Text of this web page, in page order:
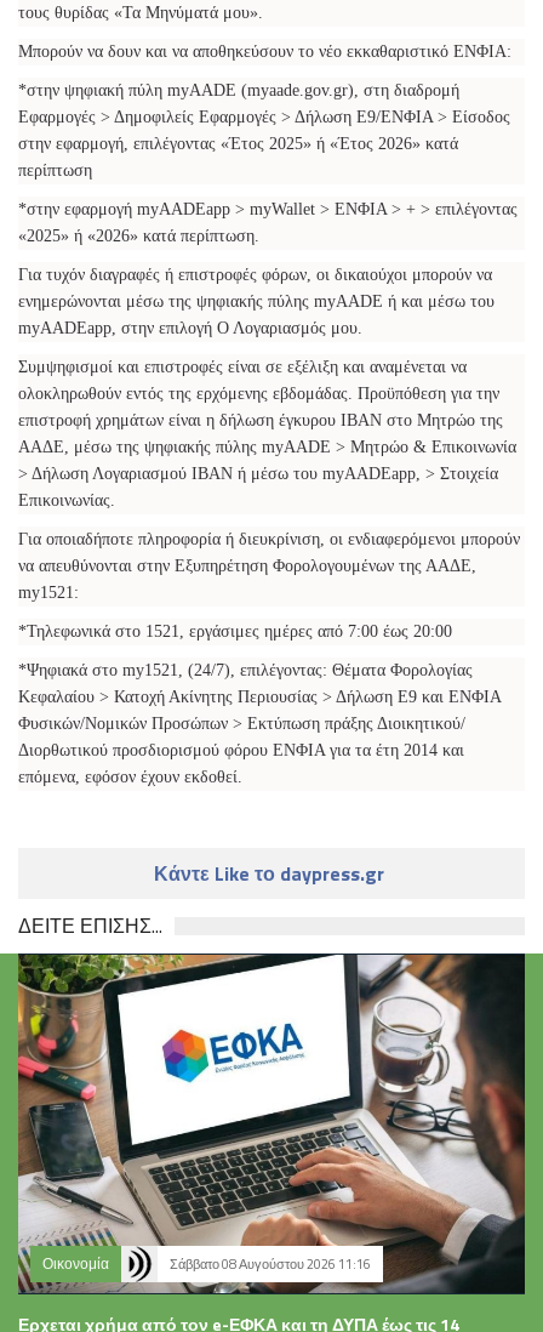
τους θυρίδας «Τα Μηνύματά μου».
Μπορούν να δουν και να αποθηκεύσουν το νέο εκκαθαριστικό ΕΝΦΙΑ:
*στην ψηφιακή πύλη myAADE (myaade.gov.gr), στη διαδρομή
Εφαρμογές > Δημοφιλείς Εφαρμογές > Δήλωση Ε9/ΕΝΦΙΑ > Είσοδος
στην εφαρμογή, επιλέγοντας «Έτος 2025» ή «Έτος 2026» κατά
περίπτωση
*στην εφαρμογή myAADEapp > myWallet > ΕΝΦΙΑ > + > επιλέγοντας
«2025» ή «2026» κατά περίπτωση.
Για τυχόν διαγραφές ή επιστροφές φόρων, οι δικαιούχοι μπορούν να
ενημερώνονται μέσω της ψηφιακής πύλης myAADE ή και μέσω του
myAADEapp, στην επιλογή Ο Λογαριασμός μου.
Συμψηφισμοί και επιστροφές είναι σε εξέλιξη και αναμένεται να
ολοκληρωθούν εντός της ερχόμενης εβδομάδας. Προϋπόθεση για την
επιστροφή χρημάτων είναι η δήλωση έγκυρου ΙΒΑΝ στο Μητρώο της
ΑΑΔΕ, μέσω της ψηφιακής πύλης myAADE > Μητρώο & Επικοινωνία
> Δήλωση Λογαριασμού ΙΒΑΝ ή μέσω του myAADEapp, > Στοιχεία
Επικοινωνίας.
Για οποιαδήποτε πληροφορία ή διευκρίνιση, οι ενδιαφερόμενοι μπορούν
να απευθύνονται στην Εξυπηρέτηση Φορολογουμένων της ΑΑΔΕ,
my1521:
*Τηλεφωνικά στο 1521, εργάσιμες ημέρες από 7:00 έως 20:00
*Ψηφιακά στο my1521, (24/7), επιλέγοντας: Θέματα Φορολογίας
Κεφαλαίου > Κατοχή Ακίνητης Περιουσίας > Δήλωση Ε9 και ΕΝΦΙΑ
Φυσικών/Νομικών Προσώπων > Εκτύπωση πράξης Διοικητικού/
Διορθωτικού προσδιορισμού φόρου ΕΝΦΙΑ για τα έτη 2014 και
επόμενα, εφόσον έχουν εκδοθεί.
Κάντε Like το daypress.gr
ΔΕΙΤΕ ΕΠΙΣΗΣ...
Οικονομία Σάββατο 08 Αυγούστου 2026 11:16
Ερχεται χρήμα από τον e-ΕΦΚΑ και τη ΔΥΠΑ έως τις 14